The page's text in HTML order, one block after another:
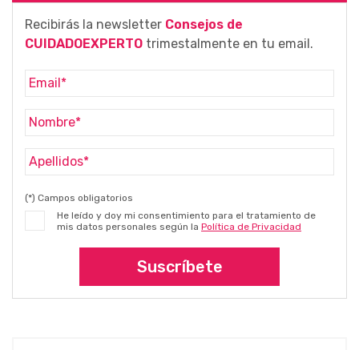
Recibirás la newsletter Consejos de
CUIDADOEXPERTO trimestalmente en tu email.
(*) Campos obligatorios
He leído y doy mi consentimiento para el tratamiento de
mis datos personales según la Política de Privacidad
Suscríbete